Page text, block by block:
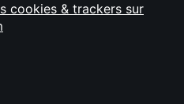
cookies & trackers sur